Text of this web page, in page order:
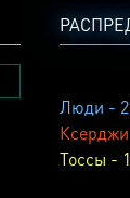
Люди -
Тоссы -